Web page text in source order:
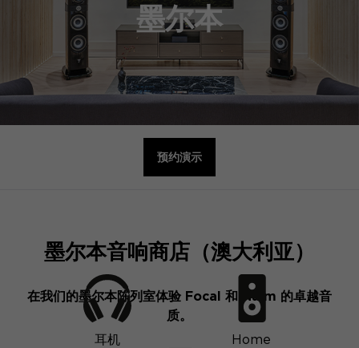
墨尔本
预约演示
墨尔本音响商店（澳大利亚）
在我们的墨尔本陈列室体验 Focal 和 Naim 的卓越音
质。
耳机
Home